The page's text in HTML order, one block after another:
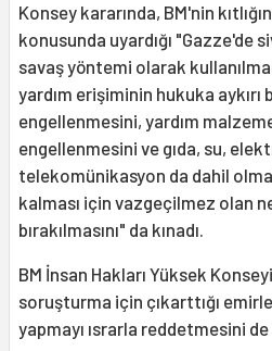
Konsey kararında, BM'nin
konusunda uyardığı "Gazze'de
savaş yöntemi olarak
yardım erişiminin hukuka aykırı
engellenmesini, yardım
engellenmesini ve gıda, su,
telekomünikasyon da dahil
kalması için vazgeçilmez olan
bırakılmasını" da kınadı.
BM İnsan Hakları Yüksek
soruşturma için çıkarttığı
yapmayı ısrarla reddetmesini